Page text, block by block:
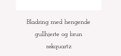
Bladring med hengende
gullhjerte og brun
røkquartz